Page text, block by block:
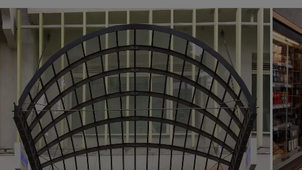
Marken von Radisson Hotels